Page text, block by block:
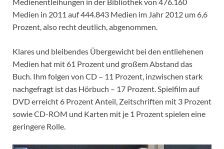
Medien in 2011 auf 444.843 Medien im Jahr 2012 um 6,6
Prozent, also recht deutlich, abgenommen.
Klares und bleibendes Übergewicht bei den entliehenen
Medien hat mit 61 Prozent und großem Abstand das
Buch. Ihm folgen von CD – 11 Prozent, inzwischen stark
nachgefragt ist das Hörbuch – 17 Prozent. Spielfilm auf
DVD erreicht 6 Prozent Anteil, Zeitschriften mit 3 Prozent
sowie CD-ROM und Karten mit je 1 Prozent spielen eine
geringere Rolle.